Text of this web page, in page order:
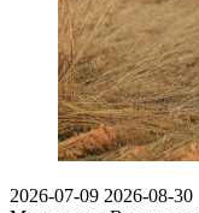
2026-07-09 2026-08-30